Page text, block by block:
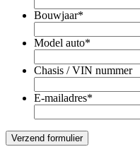
Bouwjaar*
Model auto*
Chasis / VIN nummer
E-mailadres*